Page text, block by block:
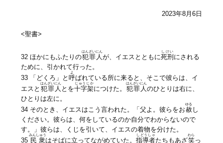
2023年8月6日
<聖書>
32 ほかにもふたりの犯罪人
はんざいにん
が、イエスとともに死刑
しけい
にされる
ために、引かれて行った。
33 「どくろ」と呼
よ
ばれている所に来ると、そこで彼らは、イ
エスと 犯罪人
はんざいにん
とを十字架
じゅうじか
につけた。 犯罪人
はんざいにん
のひとりは右に、
ひとりは左に。
34 そのとき、イエスはこう言われた。「父よ。彼らをお赦
ゆる
し
ください。彼らは、何をしているのか自分でわからないので
す。」彼らは、くじを引いて、イエスの着物を分けた。
35 民衆
みんしゅう
はそばに立ってながめていた。指導者
しどうしゃ
たちもあざ笑
わら
っ